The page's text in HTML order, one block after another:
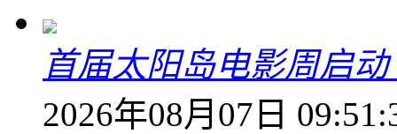
首届太阳岛电影周启
2026年08月07日